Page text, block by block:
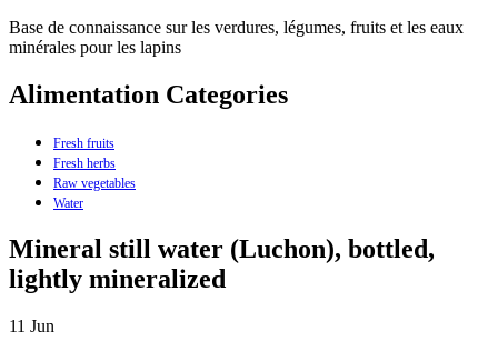
Base de connaissance sur les verdures, légumes, fruits et les eaux
minérales pour les lapins
Alimentation Categories
Fresh fruits
Fresh herbs
Raw vegetables
Water
Mineral still water (Luchon), bottled,
lightly mineralized
11 Jun